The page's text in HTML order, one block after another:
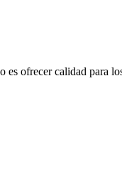
es ofrecer calidad para